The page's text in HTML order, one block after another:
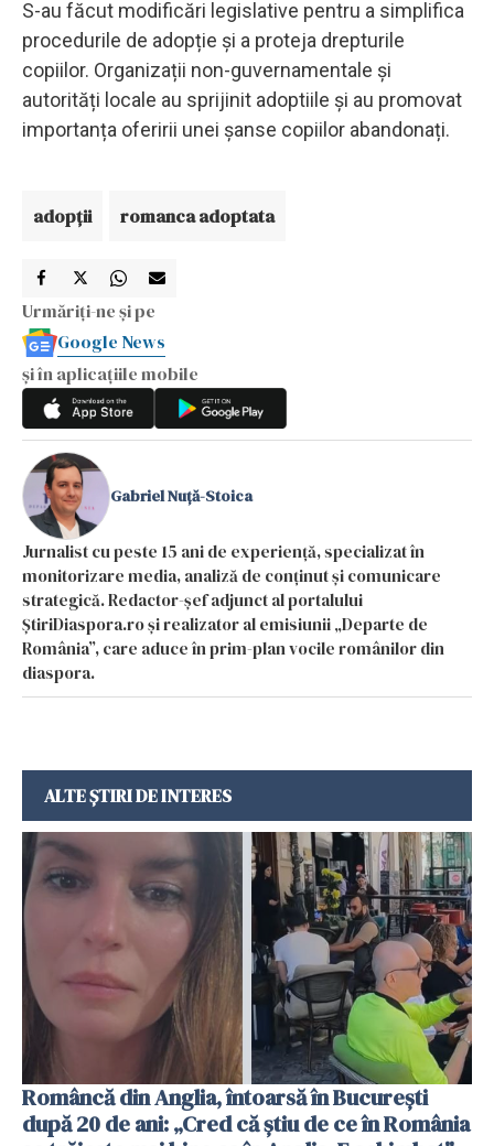
S-au făcut modificări legislative pentru a simplifica
procedurile de adopție și a proteja drepturile
copiilor. Organizații non-guvernamentale și
autorități locale au sprijinit adoptiile și au promovat
importanța oferirii unei șanse copiilor abandonați.
adopţii romanca adoptata
Urmăriți-ne și pe
Google News
și în aplicațiile mobile
Gabriel Nuță-Stoica
Jurnalist cu peste 15 ani de experiență, specializat în
monitorizare media, analiză de conținut și comunicare
strategică. Redactor-șef adjunct al portalului
ȘtiriDiaspora.ro și realizator al emisiunii „Departe de
România”, care aduce în prim-plan vocile românilor din
diaspora.
ALTE ȘTIRI DE INTERES
Româncă din Anglia, întoarsă în București
după 20 de ani: „Cred că știu de ce în România